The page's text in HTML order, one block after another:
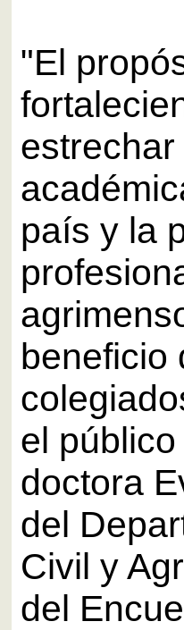
"El
país y la
beneficio
el
doctora
del
Civil y
del